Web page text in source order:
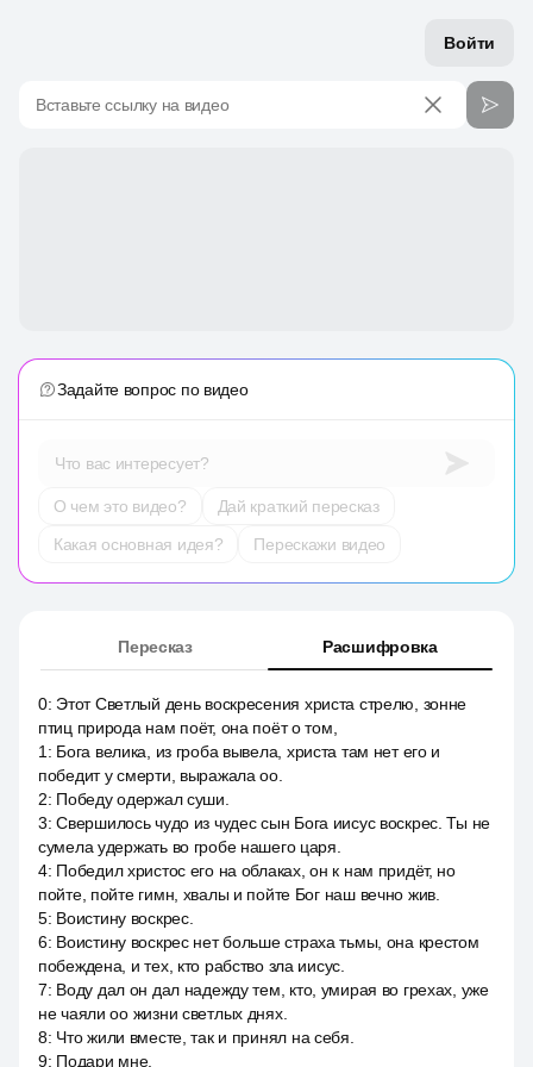
Войти
Вставьте ссылку на видео
Задайте вопрос по видео
Что вас интересует?
О чем это видео?
Дай краткий пересказ
Какая основная идея?
Перескажи видео
Пересказ Расшифровка
0: Этот Светлый день воскресения христа стрелю, зонне
птиц природа нам поёт, она поёт о том,
1 : Бога велика, из гроба вывела, христа там нет его и
победит у смерти, выражала оо.
2: Победу одержал суши.
3:Свершилось чудо из чудес сын Бога иисус воскрес. Ты не
сумела удержать во гробе нашего царя.
4: Победил христос его на облаках, он к нам придёт, но
пойте, пойте гимн, хвалы и пойте Бог наш вечно жив.
5: Воистину воскрес.
6: Воистину воскрес нет больше страха тьмы, она крестом
побеждена, и тех, кто рабство зла иисус.
7: Воду дал он дал надежду тем, кто, умирая во грехах, уже
не чаяли оо жизни светлых днях.
8: Что жили вместе, так и принял на себя.
9: Подари мне.